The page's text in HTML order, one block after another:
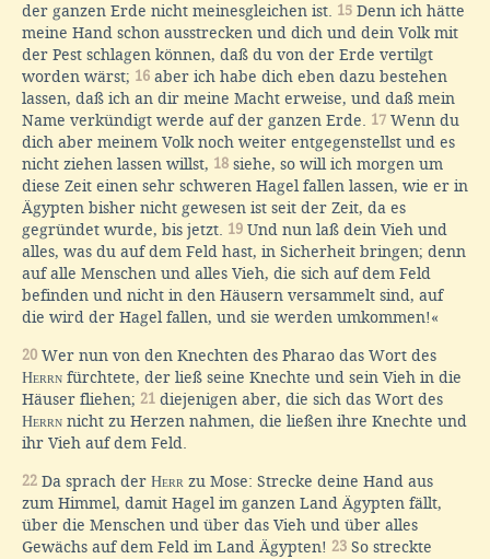
der ganzen Erde nicht meinesgleichen ist. 15 Denn ich hätte
meine Hand schon ausstrecken und dich und dein Volk mit
der Pest schlagen können, daß du von der Erde vertilgt
worden wärst; 16 aber ich habe dich eben dazu bestehen
lassen, daß ich an dir meine Macht erweise, und daß mein
Name verkündigt werde auf der ganzen Erde. 17 Wenn du
dich aber meinem Volk noch weiter entgegenstellst und es
nicht ziehen lassen willst, 18 siehe, so will ich morgen um
diese Zeit einen sehr schweren Hagel fallen lassen, wie er in
Ägypten bisher nicht gewesen ist seit der Zeit, da es
gegründet wurde, bis jetzt. 19 Und nun laß dein Vieh und
alles, was du auf dem Feld hast, in Sicherheit bringen; denn
auf alle Menschen und alles Vieh, die sich auf dem Feld
befinden und nicht in den Häusern versammelt sind, auf
die wird der Hagel fallen, und sie werden umkommen!«
20 Wer nun von den Knechten des Pharao das Wort des
Herrn fürchtete, der ließ seine Knechte und sein Vieh in die
Häuser fliehen; 21 diejenigen aber, die sich das Wort des
Herrn nicht zu Herzen nahmen, die ließen ihre Knechte und
ihr Vieh auf dem Feld.
22 Da sprach der Herr zu Mose: Strecke deine Hand aus
zum Himmel, damit Hagel im ganzen Land Ägypten fällt,
über die Menschen und über das Vieh und über alles
Gewächs auf dem Feld im Land Ägypten! 23 So streckte